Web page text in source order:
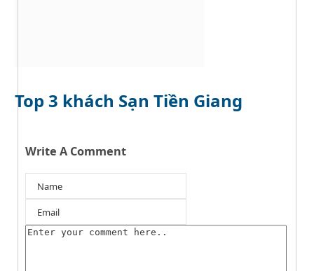
Top 3 khách Sạn Tiền Giang
Write A Comment